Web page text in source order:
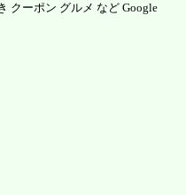
クーポン グルメ など Google